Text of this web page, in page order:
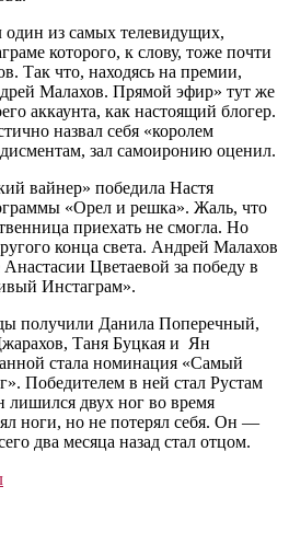
из самых телевидущих,
которого, к слову, тоже почти
Так что, находясь на премии,
Малахов. Прямой эфир» тут же
аккаунта, как настоящий блогер.
назвал себя «королем
зал самоиронию оценил.
вайнер» победила Настя
«Орел и решка». Жаль, что
приехать не смогла. Но
конца света. Андрей Малахов
Анастасии Цветаевой за победу в
Инстаграм».
получили Данила Поперечный,
Таня Буцкая и Ян
стала номинация «Самый
Победителем в ней стал Рустам
лишился двух ног во время
ноги, но не потерял себя. Он —
два месяца назад стал отцом.